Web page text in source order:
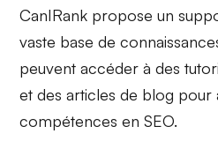
CanIRank propose un
vaste base de
peuvent accéder à des
et des articles de blog
compétences en SEO.